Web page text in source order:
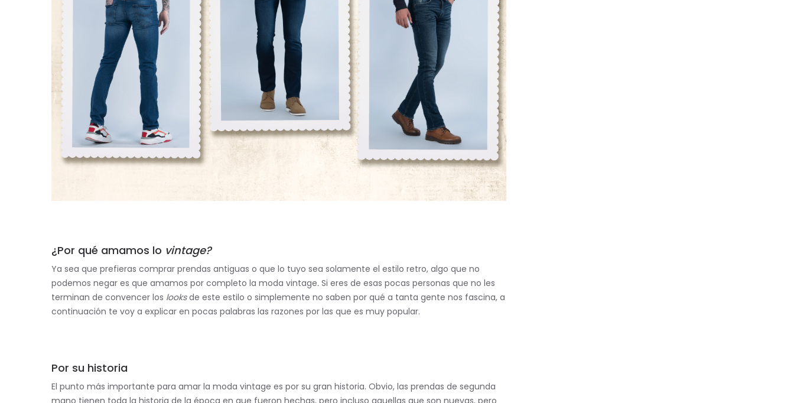
¿Por qué amamos lo vintage?
Ya sea que prefieras comprar prendas antiguas o que lo tuyo sea solamente el estilo retro, algo que no
podemos negar es que amamos por completo la moda vintage. Si eres de esas pocas personas que no les
terminan de convencer los looksde este estilo o simplemente no saben por qué a tanta gente nos fascina, a
continuación te voy a explicar en pocas palabras las razones por las que es muy popular.
Por su historia
El punto más importante para amar la moda vintage es por su gran historia. Obvio, las prendas de segunda
mano tienen toda la historia de la época en que fueron hechas, pero incluso aquellas que son nuevas, pero